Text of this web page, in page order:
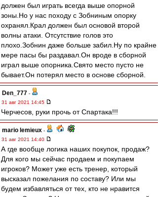
должен был играть всегда выше опорной
зоны.Но у нас походу с Зобниным опорку
охранял.Крал должен был основой второй
волны атаки. Отсутствие голов это
плохо.Зобнин даже больше забил.Ну по крайне
мере пасы бы раздавал.Он вроде в сборной
играл выше опорника.Свято место пусто не
бывает.Он потерял место в основе сборной.
Den_777 -
31 авг 2021 14:45
Черчесов, руки прочь от Спартака!!!
mario lemieux -
31 авг 2021 14:40
А где вообще логика наших покупок, продаж?
Для кого мы сейчас продаем и покупаем
игроков? Может уже есть тренер, который
высказал пожелания по составу? Или мы
будем избавляться от тех, кто не нравится